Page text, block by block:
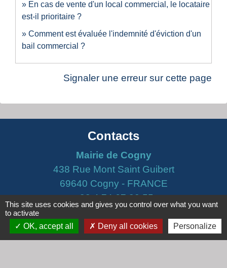
En cas de vente d'un local commercial, le locataire
est-il prioritaire ?
Comment est évaluée l'indemnité d'éviction d'un
bail commercial ?
Signaler une erreur sur cette page
Contacts
Mairie de Cogny
438 Rue Mont Saint Guibert
69640 Cogny - FRANCE
+33 4 74 67 30 55
Horaires
This site uses cookies and gives you control over what you want
to activate
OK, accept all
Deny all cookies Personalize